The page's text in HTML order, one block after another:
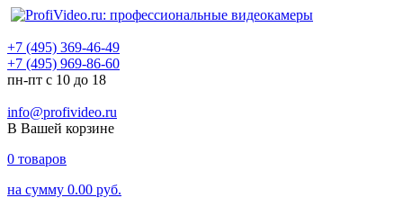
+7 (495) 369-46-49
+7 (495) 969-86-60
пн-пт с 10 до 18
info@profivideo.ru
В Вашей корзине
0 товаров
на сумму 0.00 руб.